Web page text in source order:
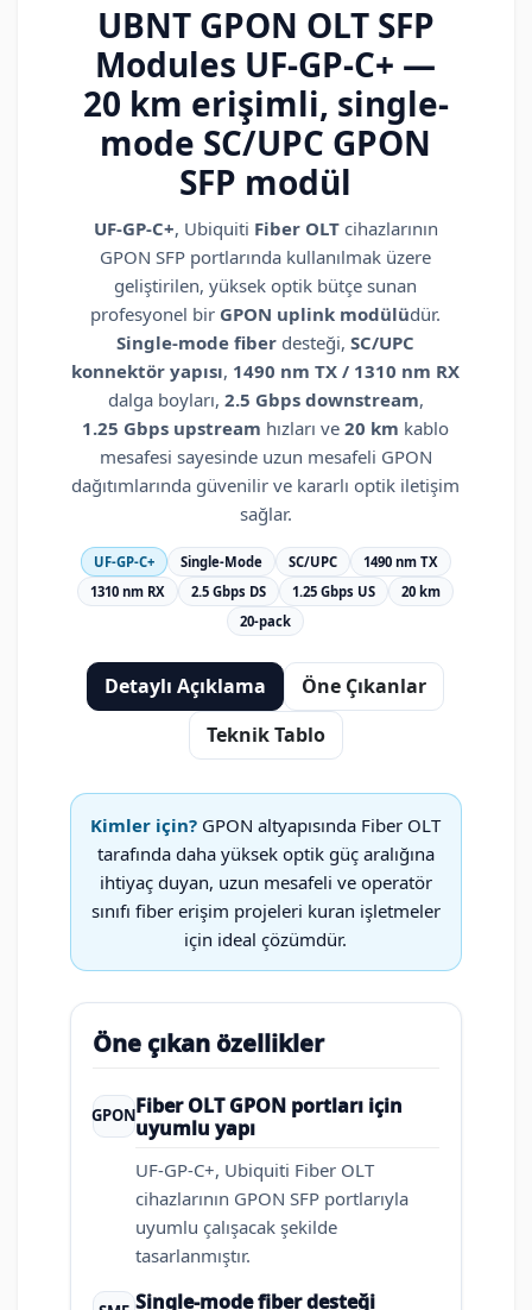
UBNT GPON OLT SFP
Modules UF-GP-C+ —
20 km erişimli, single-
mode SC/UPC GPON
SFP modül
UF-GP-C+, Ubiquiti Fiber OLTcihazlarının
GPON SFP portlarında kullanılmak üzere
geliştirilen, yüksek optik bütçe sunan
profesyonel bir GPON uplink modülüdür.
Single-mode fiber desteği,SC/UPC
konnektör yapısı, 1490 nm TX / 1310 nm RX
dalga boyları, 2.5 Gbps downstream,
1.25 Gbps upstream hızları ve20 km kablo
mesafesi sayesinde uzun mesafeli GPON
dağıtımlarında güvenilir ve kararlı optik iletişim
sağlar.
UF-GP-C+ Single-Mode SC/UPC
1490 nm TX
1310 nm RX
2.5 Gbps DS 1.25 Gbps US
20 km
20-pack
Detaylı Açıklama
Öne Çıkanlar
Teknik Tablo
Kimler için? GPON altyapısında Fiber OLT
tarafında daha yüksek optik güç aralığına
ihtiyaç duyan, uzun mesafeli ve operatör
sınıfı fiber erişim projeleri kuran işletmeler
için ideal çözümdür.
Öne çıkan özellikler
GPONFiber OLT GPON portları için
uyumlu yapı
UF-GP-C+, Ubiquiti Fiber OLT
cihazlarının GPON SFP portlarıyla
uyumlu çalışacak şekilde
tasarlanmıştır.
Single-mode fiber desteği